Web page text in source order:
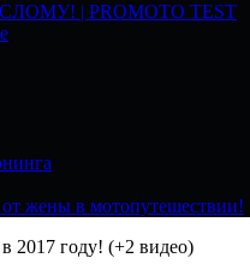
| PROMOTO TEST
жены в мотопутешествии!
2017 году! (+2 видео)